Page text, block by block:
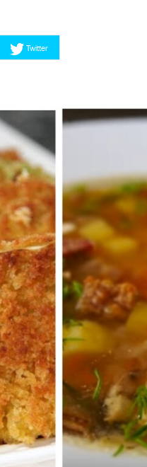
Twitter